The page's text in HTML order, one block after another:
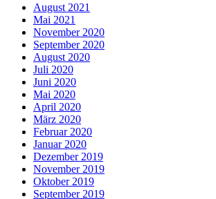
August 2021
Mai 2021
November 2020
September 2020
August 2020
Juli 2020
Juni 2020
Mai 2020
April 2020
März 2020
Februar 2020
Januar 2020
Dezember 2019
November 2019
Oktober 2019
September 2019